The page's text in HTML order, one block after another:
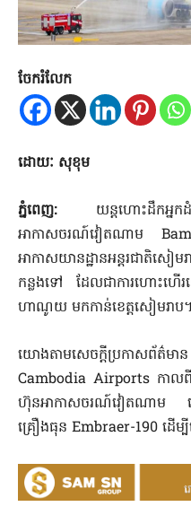
ចែករំលែក
ដោយៈ សុខុម
ភ្នំពេញ: យន្តហោះដឹកអ្
អាកាសចរណ៍វៀតណាម
អាកាសយានដ្ឋានអន្តរជាតិសៀម
កន្លងទៅ ដែលជាការហោះហ
ហាណូយ មកកាន់ខេត្តសៀមរាប។
យោងតាមសេចក្ដីប្រកាសព័ត៌មា
Cambodia Airports កាលពី
ហ៊ុនអាកាសចរណ៍វៀតណាម នេ
គ្រឿងធុន Embraer-190 ដើម្បីធ្